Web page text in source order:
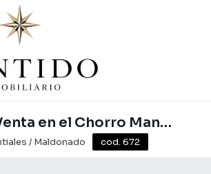
Terreno en Venta en el Chorro Manantiales
/ Maldonado cod. 672